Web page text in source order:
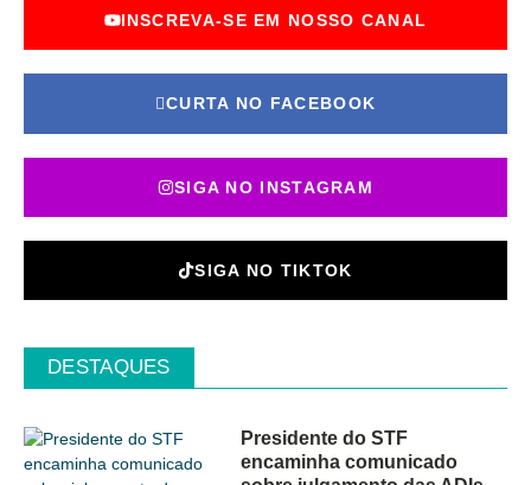
INSCREVA-SE EM NOSSO CANAL
CURTA NO FACEBOOK
SIGA NO INSTAGRAM
SIGA NO TIKTOK
DESTAQUES
Presidente do STF
encaminha comunicado